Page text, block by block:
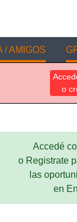
/ AMIGOS
o
Accedé
o Registrate
las
en